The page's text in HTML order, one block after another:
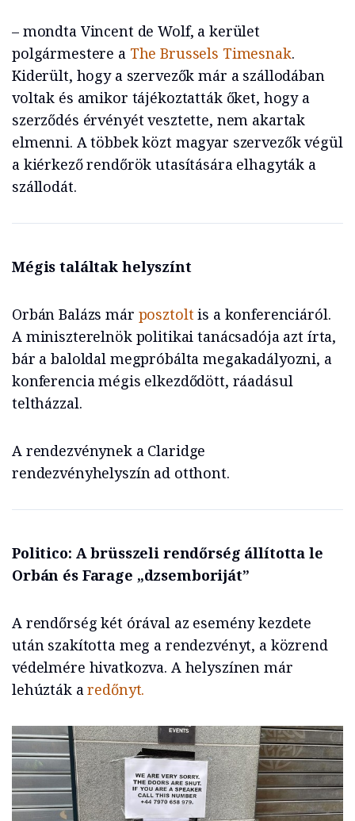
– mondta Vincent de Wolf, a kerület
polgármestere a The Brussels Timesnak.
Kiderült, hogy a szervezők már a szállodában
voltak és amikor tájékoztatták őket, hogy a
szerződés érvényét vesztette, nem akartak
elmenni. A többek közt magyar szervezők végül
a kiérkező rendőrök utasítására elhagyták a
szállodát.
Mégis találtak helyszínt
Orbán Balázs már posztoltis a konferenciáról.
A miniszterelnök politikai tanácsadója azt írta,
bár a baloldal megpróbálta megakadályozni, a
konferencia mégis elkezdődött, ráadásul
teltházzal.
A rendezvénynek a Claridge
rendezvényhelyszín ad otthont.
Politico: A brüsszeli rendőrség állította le
Orbán és Farage „dzsemboriját”
A rendőrség két órával az esemény kezdete
után szakította meg a rendezvényt, a közrend
védelmére hivatkozva. A helyszínen már
lehúzták aredőnyt.